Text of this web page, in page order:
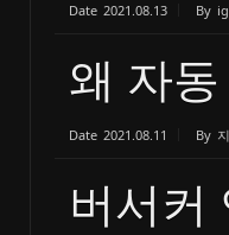
Date 2021.08.13 By
왜 자
Date 2021.08.11 By
버서커